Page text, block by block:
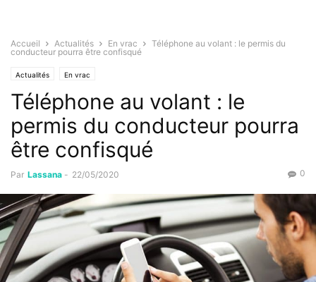
Accueil Actualités En vrac
Téléphone au volant : le permis du
conducteur pourra être confisqué
Actualités En vrac
Téléphone au volant : le
permis du conducteur pourra
être confisqué
Par Lassana - 22/05/2020 0